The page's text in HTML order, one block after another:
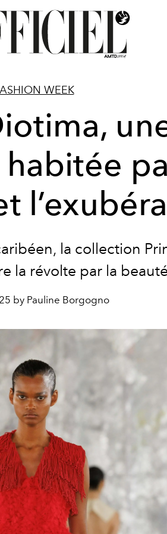
WEEK
la collection
la révolte par la
by Pauline Borgogno